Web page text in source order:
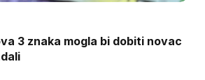
3 znaka mogla bi dobiti novac